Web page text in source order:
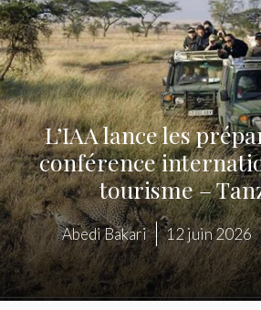
L’IAA lance les
conférence
tourisme –
Abedi Bakari 12 juin 2026